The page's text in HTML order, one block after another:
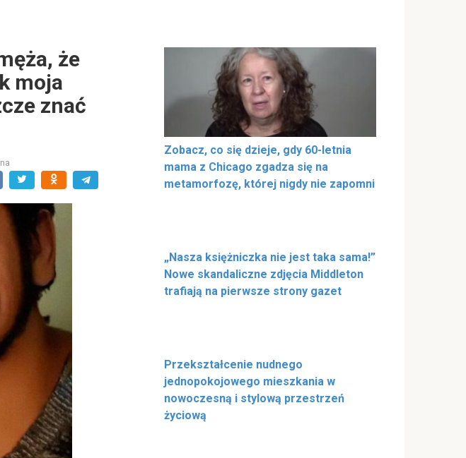
że
moja
znać
Zobacz, co się dzieje, gdy 60-letnia
mama z Chicago zgadza się na
metamorfozę, której nigdy nie zapomni
„Nasza księżniczka nie jest taka sama!”
Nowe skandaliczne zdjęcia Middleton
trafiają na pierwsze strony gazet
Przekształcenie nudnego
jednopokojowego mieszkania w
nowoczesną i stylową przestrzeń
życiową